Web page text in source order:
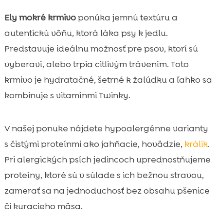
Ely mokré krmivoponúka jemnú textúru a
autentickú vôňu, ktorá láka psy k jedlu.
Predstavuje ideálnu možnosť pre psov, ktorí sú
vyberaví, alebo trpia citlivým trávením. Toto
krmivo je hydratačné, šetrné k žalúdku a ľahko sa
kombinuje s vitamínmi Twinky.
V našej ponuke nájdete hypoalergénne varianty
s čistými proteínmi ako jahňacie, hovädzie, králik.
Pri alergických psích jedincoch uprednostňujeme
proteíny, ktoré sú v súlade s ich bežnou stravou,
zamerať sa na jednoduchosť bez obsahu pšenice
či kuracieho mäsa.